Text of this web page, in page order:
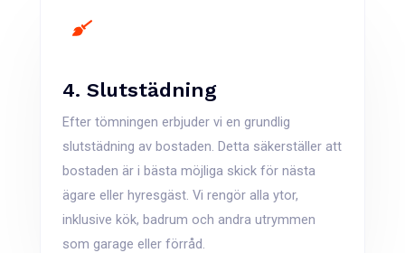
4. Slutstädning
Efter tömningen erbjuder vi en grundlig
slutstädning av bostaden. Detta säkerställer att
bostaden är i bästa möjliga skick för nästa
ägare eller hyresgäst. Vi rengör alla ytor,
inklusive kök, badrum och andra utrymmen
som garage eller förråd​.